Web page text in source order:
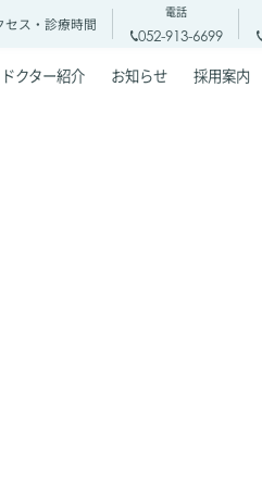
セス・診療時間
電話
052-913-6699
ドクター紹介 お知らせ 採用案内